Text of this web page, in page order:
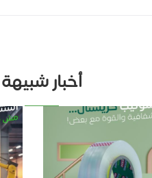
أخبار شبيهة